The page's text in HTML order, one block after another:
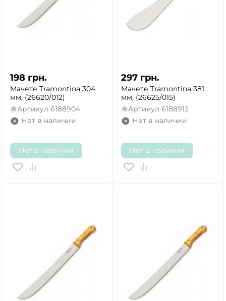
198 грн.
Мачете Tramontina 304
мм, (26620/012)
Артикул 6188904
Нет в наличии
Нет в наличии
297 грн.
Мачете Tramontina 381
мм, (26625/015)
Артикул 6188912
Нет в наличии
Нет в наличии